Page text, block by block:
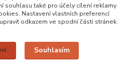
sběr cookies.
souhlasu také pro účely cílení reklamy
Nastavení vlastních preferencí
odkazem ve spodní části stránek.
Souhlasím